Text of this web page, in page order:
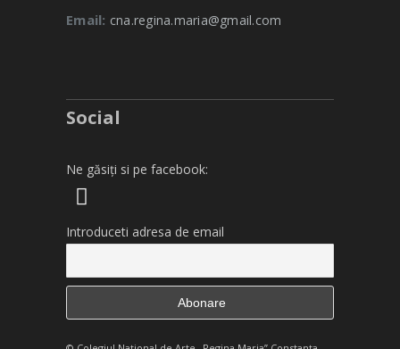
Email: cna.regina.maria@gmail.com
Social
Ne găsiți si pe facebook:
Introduceti adresa de email